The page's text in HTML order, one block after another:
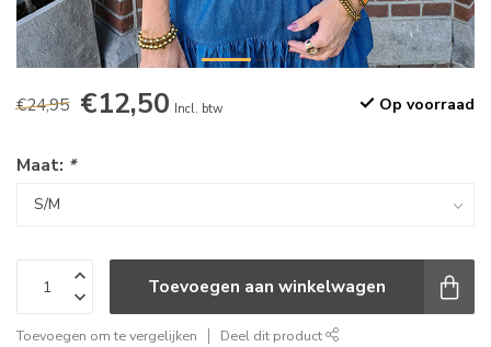
€24,95 €12,50 Incl. btw Op voorraad
Maat: *
Toevoegen aan winkelwagen
Toevoegen om te vergelijken Deel dit product